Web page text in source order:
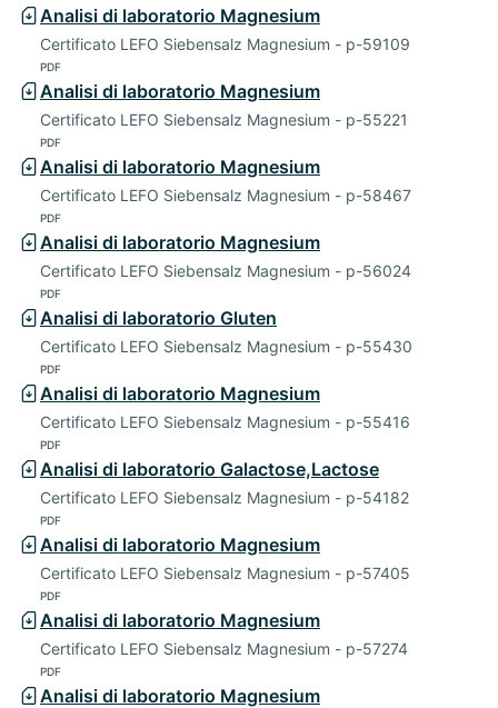
Analisi di laboratorio Magnesium
Certificato LEFO Siebensalz Magnesium - p-59109
PDF
Analisi di laboratorio Magnesium
Certificato LEFO Siebensalz Magnesium - p-55221
PDF
Analisi di laboratorio Magnesium
Certificato LEFO Siebensalz Magnesium - p-58467
PDF
Analisi di laboratorio Magnesium
Certificato LEFO Siebensalz Magnesium - p-56024
PDF
Analisi di laboratorio Gluten
Certificato LEFO Siebensalz Magnesium - p-55430
PDF
Analisi di laboratorio Magnesium
Certificato LEFO Siebensalz Magnesium - p-55416
PDF
Analisi di laboratorio Galactose,Lactose
Certificato LEFO Siebensalz Magnesium - p-54182
PDF
Analisi di laboratorio Magnesium
Certificato LEFO Siebensalz Magnesium - p-57405
PDF
Analisi di laboratorio Magnesium
Certificato LEFO Siebensalz Magnesium - p-57274
PDF
Analisi di laboratorio Magnesium